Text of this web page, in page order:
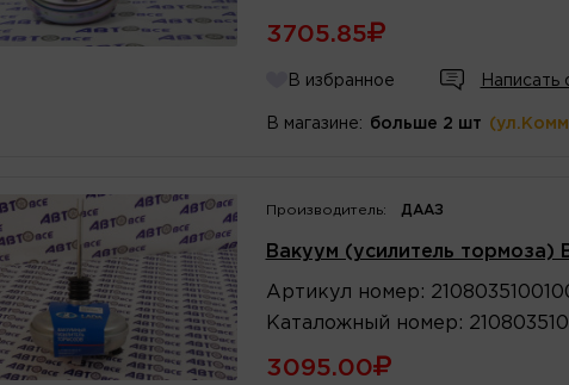
3705.85
В избранное Написать
В магазине: больше 2 шт
Производитель: ДААЗ
Вакуум (усилитель тормоза)
Артикул номер :
Каталожный номер :
3095.00